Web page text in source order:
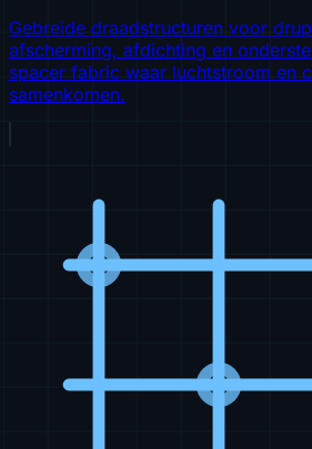
Gebreide draadstructuren voor
afscherming, afdichting en
spacer fabric waar luchtstroom en
samenkomen.